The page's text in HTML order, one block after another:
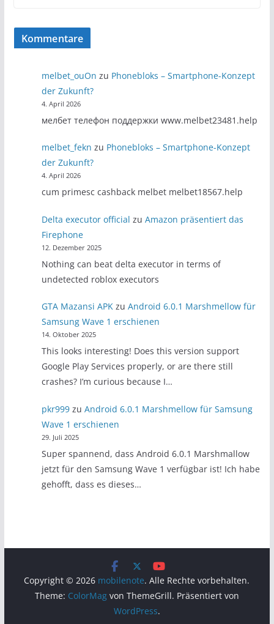
Kommentare
melbet_ouOn zu Phonebloks – Smartphone-Konzept
der Zukunft?
4. April 2026
мелбет телефон поддержки www.melbet23481.help
melbet_fekn zu Phonebloks – Smartphone-Konzept
der Zukunft?
4. April 2026
cum primesc cashback melbet melbet18567.help
Delta executor official zuAmazon präsentiert das
Firephone
12. Dezember 2025
Nothing can beat delta executor in terms of
undetected roblox executors
GTA Mazansi APK zuAndroid 6.0.1 Marshmellow für
Samsung Wave 1 erschienen
14. Oktober 2025
This looks interesting! Does this version support
Google Play Services properly, or are there still
crashes? I’m curious because I…
pkr999 zuAndroid 6.0.1 Marshmellow für Samsung
Wave 1 erschienen
29. Juli 2025
Super spannend, dass Android 6.0.1 Marshmallow
jetzt für den Samsung Wave 1 verfügbar ist! Ich habe
gehofft, dass es dieses…
Copyright © 2026 mobilenote. Alle Rechte vorbehalten.
Theme: ColorMagvon ThemeGrill. Präsentiert von
WordPress.